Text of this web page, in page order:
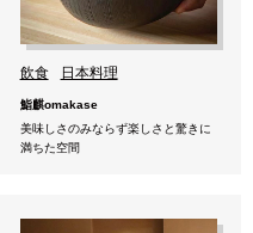
飲食 日本料理
鮨麒omakase
美味しさのみならず楽しさと驚きに
満ちた空間